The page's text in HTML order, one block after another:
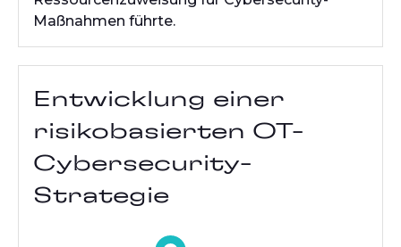
Maßnahmen führte.
Entwicklung einer
risikobasierten OT-
Cybersecurity-
Strategie